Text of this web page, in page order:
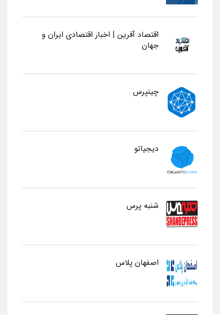
اقتصاد آفرین | اخبار اقتصادی ایران و
جهان
چینپرس
دیجیاتو
شنبه پرس
اصفهان پلاس